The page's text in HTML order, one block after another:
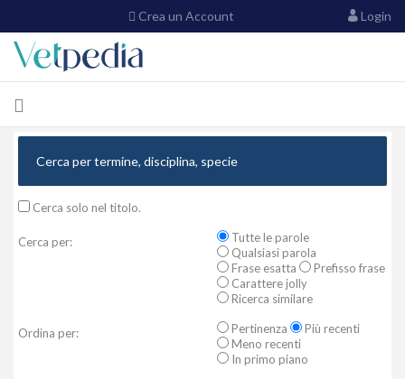
Crea un Account Login
Cerca solo nel titolo.
Cerca per:
Tutte le parole
Qualsiasi parola
Frase esatta
Prefisso frase
Carattere jolly
Ricerca similare
Ordina per: Pertinenza
Più recenti
Meno recenti
In primo piano